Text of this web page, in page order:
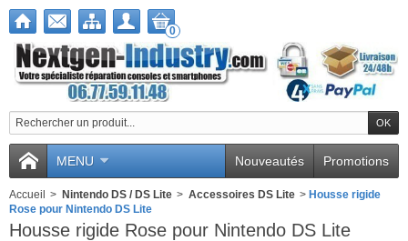
0
MENU Promotions
Nouveautés
Accueil > Nintendo DS / DS Lite > Accessoires DS Lite > Housse rigide
Rose pour Nintendo DS Lite
Housse rigide Rose pour Nintendo DS Lite